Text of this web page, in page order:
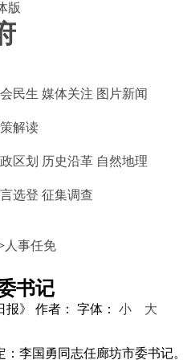
版
民生 媒体关注 图片新闻
解读
区划 历史沿革 自然地理
选登 征集调查
人事任免
书记
》 作者： 字体： 小 大
：李国勇同志任廊坊市委书记